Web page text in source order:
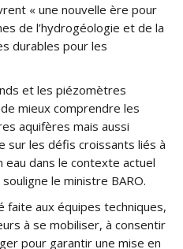
« une nouvelle ère pour
de l’hydrogéologie et de la
durables pour les
et les piézomètres
mieux comprendre les
aquifères mais aussi
sur les défis croissants liés à
dans le contexte actuel
le ministre BARO.
faite aux équipes techniques,
à se mobiliser, à consentir
pour garantir une mise en